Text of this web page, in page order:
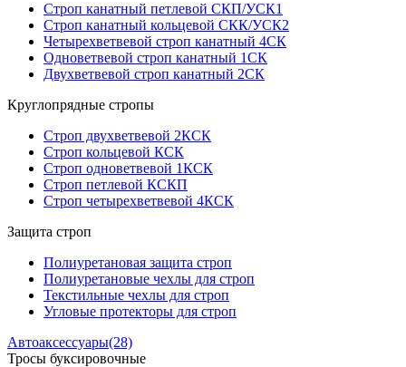
Строп канатный петлевой СКП/УСК1
Строп канатный кольцевой СКК/УСК2
Четырехветвевой строп канатный 4СК
Одноветвевой строп канатный 1СК
Двухветвевой строп канатный 2СК
Круглопрядные стропы
Строп двухветвевой 2КСК
Строп кольцевой КСК
Строп одноветвевой 1КСК
Строп петлевой КСКП
Строп четырехветвевой 4КСК
Защита строп
Полиуретановая защита строп
Полиуретановые чехлы для строп
Текстильные чехлы для строп
Угловые протекторы для строп
Автоаксессуары(28)
Тросы буксировочные